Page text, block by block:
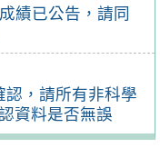
績已公告，請同
認，請所有非科學
資料是否無誤